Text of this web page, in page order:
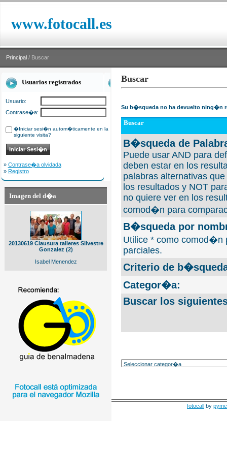
www.fotocall.es
Principal / Buscar
Usuarios registrados
Usuario:
Contrase�a:
�Iniciar sesi�n autom�ticamente en la
siguiente visita?
» Contrase�a olvidada
» Registro
Imagen del d�a
20130619 Clausura talleres Silvestre
Gonzalez (2)
Isabel Menendez
Buscar
Su b�squeda no ha devuelto ning�n
Buscar
B�squeda de
Puede usar AND para
deben estar en los
palabras alternativas
los resultados y NOT
no quiere ver en los
comod�n para
B�squeda por
Utilice * como comod�n
parciales.
Criterio de
Categor�a:
Buscar los
fotocall by